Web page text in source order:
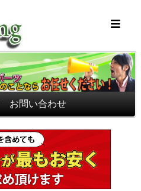
お問い合わせ